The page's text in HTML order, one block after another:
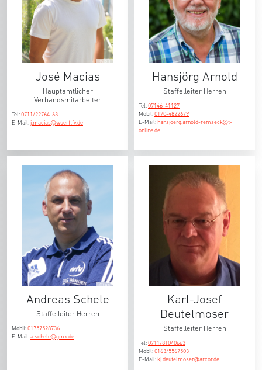
© RJ
José Macias
Hauptamtlicher
Verbandsmitarbeiter
Tel:0711/22764-63
E-Mail:j.macias@wuerttfv.de
Hansjörg Arnold
Staffelleiter Herren
Tel:07146-41127
Mobil:0170-4822679
E-Mail: hansjoerg.arnold-remseck@t-
online.de
© as
Andreas Schele
Staffelleiter Herren
Mobil:01757528736
E-Mail:a.schele@gmx.de
Karl-Josef
Deutelmoser
Staffelleiter Herren
Tel:0711/81040663
Mobil:0163/5567503
E-Mail: kj.deutelmoser@arcor.de